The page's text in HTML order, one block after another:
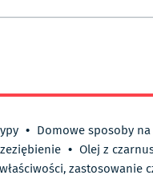
• Domowe sposoby
• Olej z
zastosowanie